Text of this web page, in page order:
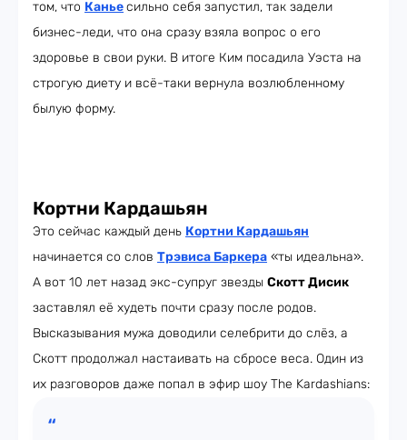
том, что Каньесильно себя запустил, так задели
бизнес-леди, что она сразу взяла вопрос о его
здоровье в свои руки. В итоге Ким посадила Уэста на
строгую диету и всё-таки вернула возлюбленному
былую форму.
Кортни Кардашьян
Это сейчас каждый день Кортни Кардашьян
начинается со слов Трэвиса Баркера «ты идеальна».
А вот 10 лет назад экс-супруг звезды Скотт Дисик
заставлял её худеть почти сразу после родов.
Высказывания мужа доводили селебрити до слёз, а
Скотт продолжал настаивать на сбросе веса. Один из
их разговоров даже попал в эфир шоу The Kardashians: